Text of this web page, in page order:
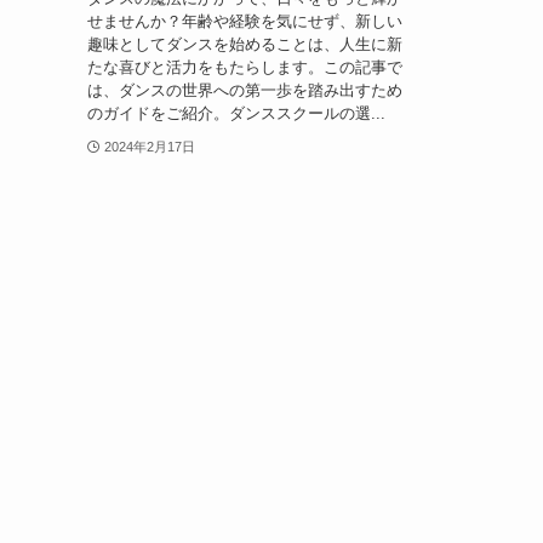
せませんか？年齢や経験を気にせず、新しい
趣味としてダンスを始めることは、人生に新
たな喜びと活力をもたらします。この記事で
は、ダンスの世界への第一歩を踏み出すため
のガイドをご紹介。ダンススクールの選...
2024年2月17日